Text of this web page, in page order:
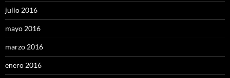
julio 2016
mayo 2016
marzo 2016
enero 2016